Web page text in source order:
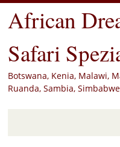
African
Safari
Botswana, Kenia, Malawi,
Ruanda, Sambia,